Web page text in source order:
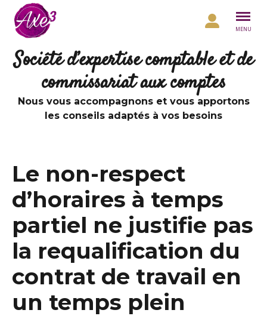
Aller au contenu
MENU
Société d’expertise comptable et de
commissariat aux comptes
Nous vous accompagnons et vous apportons
les conseils adaptés à vos besoins
Le non-respect
d’horaires à temps
partiel ne justifie pas
la requalification du
contrat de travail en
un temps plein